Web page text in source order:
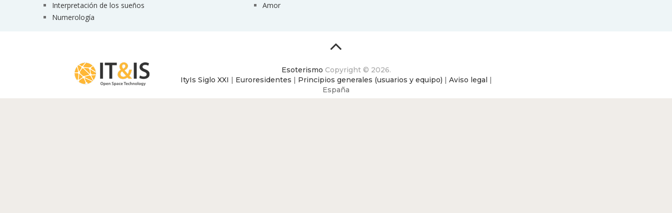
Interpretación de los sueños
Numerología
Amor
Esoterismo Copyright © 2026.
ItyIs Siglo XXI | Euroresidentes | Principios generales (usuarios y equipo) | Aviso legal |
España